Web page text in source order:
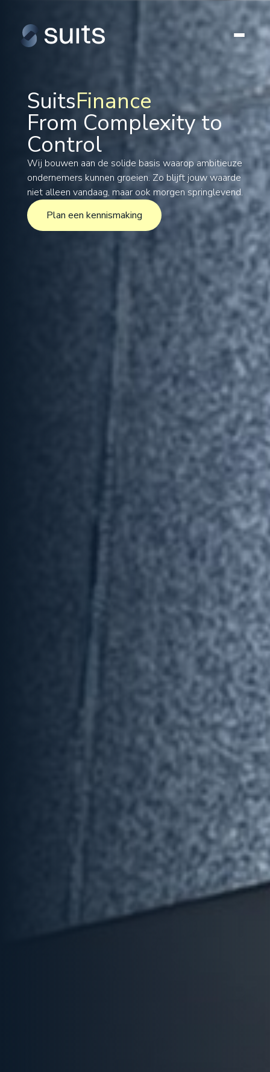
SuitsFinance
Tax
Legal
Formations
International
Projects
From Complexity to
Control
Wij bouwen aan de solide basis waarop ambitieuze
ondernemers kunnen groeien. Zo blijft jouw waarde
niet alleen vandaag, maar ook morgen springlevend.
Plan een kennismaking